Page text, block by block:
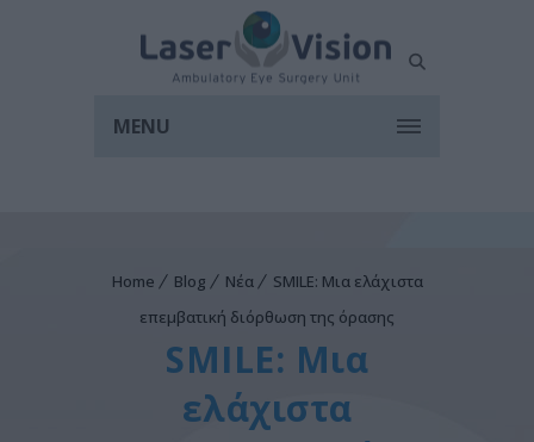
MENU
Home Blog Νέα
SMILE: Μια ελάχιστα
επεμβατική διόρθωση της όρασης
SMILE: Μια
ελάχιστα